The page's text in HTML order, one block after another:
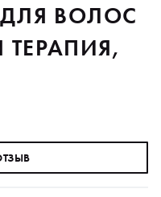
ВОЛОС